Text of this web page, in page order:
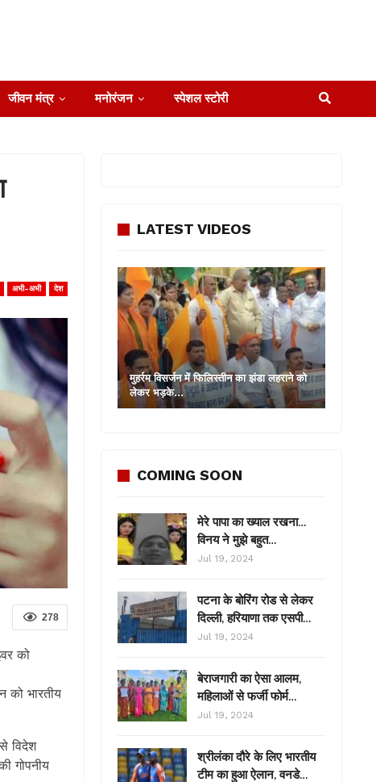
जीवन मंत्र मनोरंजन स्पेशल स्टोरी
अभी-अभी देश
278
को
को भारतीय
विदेश
गोपनीय
LATEST VIDEOS
मुहर्रम विसर्जन में फिलिस्तीन का झंडा लहराने को
लेकर भड़के…
COMING SOON
मेरे पापा का ख्याल रखना…
विनय ने मुझे बहुत…
Jul 19, 2024
पटना के बोरिंग रोड से लेकर
दिल्ली, हरियाणा तक एसपी…
Jul 19, 2024
बेराजगारी का ऐसा आलम,
महिलाओं से फर्जी फोर्म…
Jul 19, 2024
श्रीलंका दौरे के लिए भारतीय
टीम का हुआ ऐलान, वनडे…